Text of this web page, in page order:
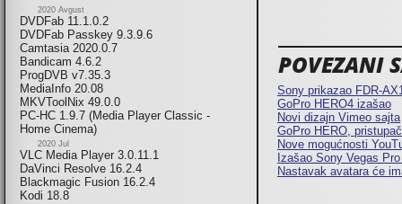
2020 Avgust
DVDFab 11.1.0.2
DVDFab Passkey 9.3.9.6
Camtasia 2020.0.7
Bandicam 4.6.2
ProgDVB v7.35.3
MediaInfo 20.08
MKVToolNix 49.0.0
PC-HC 1.9.7 (Media Player Classic -
Home Cinema)
2020 Jul
VLC Media Player 3.0.11.1
DaVinci Resolve 16.2.4
Blackmagic Fusion 16.2.4
Kodi 18.8
POVEZANI
Sony prikazao FDR-
GoPro HERO4 izašao
Novi dizajn Vimeo sajta
GoPro HERO,
Nove mogućnosti
Izašao Sony Vegas
Nastavak avatara će